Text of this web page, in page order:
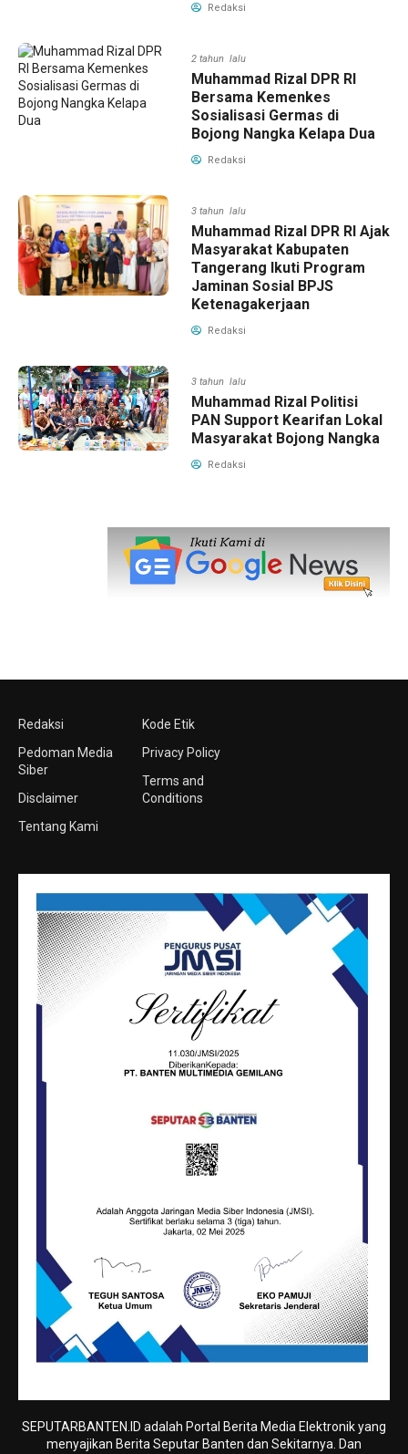
Redaksi
2 tahun lalu
Muhammad Rizal DPR RI
Bersama Kemenkes
Sosialisasi Germas di
Bojong Nangka Kelapa Dua
Redaksi
3 tahun lalu
Muhammad Rizal DPR RI Ajak
Masyarakat Kabupaten
Tangerang Ikuti Program
Jaminan Sosial BPJS
Ketenagakerjaan
Redaksi
3 tahun lalu
Muhammad Rizal Politisi
PAN Support Kearifan Lokal
Masyarakat Bojong Nangka
Redaksi
Redaksi
Pedoman Media
Siber
Disclaimer
Tentang Kami
Kode Etik
Privacy Policy
Terms and
Conditions
SEPUTARBANTEN.ID adalah Portal Berita Media Elektronik yang
menyajikan Berita Seputar Banten dan Sekitarnya. Dan